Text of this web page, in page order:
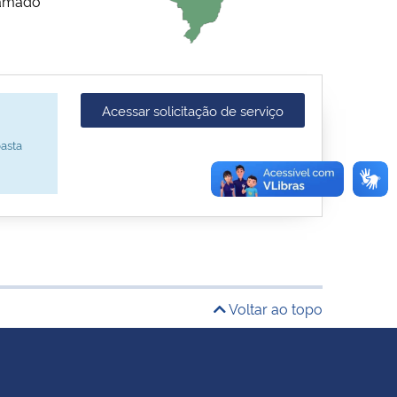
Acessar solicitação de serviço
Voltar ao topo